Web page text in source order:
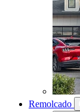
Remolcado